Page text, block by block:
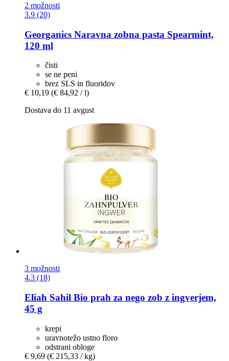
2 možnosti
3.9 (20)
Georganics Naravna zobna pasta Spearmint,
120 ml
čisti
se ne peni
brez SLS in fluoridov
€ 10,19 (€ 84,92 / l)
Dostava do 11 avgust
3 možnosti
4.3 (18)
Eliah Sahil Bio prah za nego zob z ingverjem,
45 g
krepi
uravnotežo ustno floro
odstrani obloge
€ 9,69 (€ 215,33 / kg)